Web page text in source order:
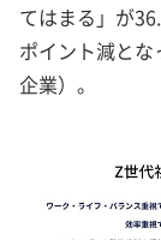
てはまる」が
ポイント減と
企業）。